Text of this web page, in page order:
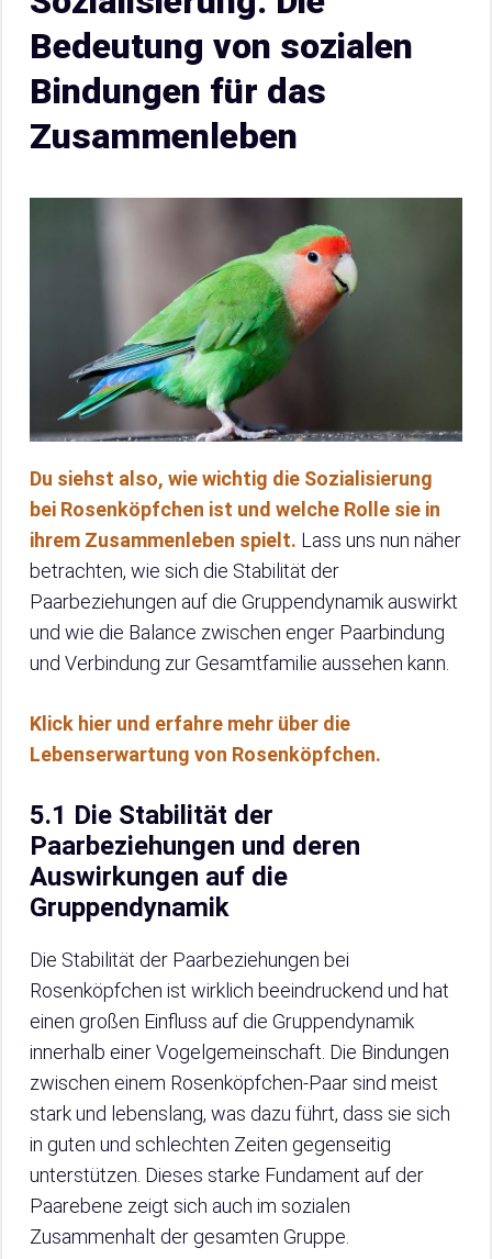
Bedeutung von sozialen
Bindungen für das
Zusammenleben
Du siehst also, wie wichtig die Sozialisierung
bei Rosenköpfchen ist und welche Rolle sie in
ihrem Zusammenleben spielt. Lass uns nun näher
betrachten, wie sich die Stabilität der
Paarbeziehungen auf die Gruppendynamik auswirkt
und wie die Balance zwischen enger Paarbindung
und Verbindung zur Gesamtfamilie aussehen kann.
Klick hier und erfahre mehr über die
Lebenserwartung von Rosenköpfchen.
5.1 Die Stabilität der
Paarbeziehungen und deren
Auswirkungen auf die
Gruppendynamik
Die Stabilität der Paarbeziehungen bei
Rosenköpfchen ist wirklich beeindruckend und hat
einen großen Einfluss auf die Gruppendynamik
innerhalb einer Vogelgemeinschaft. Die Bindungen
zwischen einem Rosenköpfchen-Paar sind meist
stark und lebenslang, was dazu führt, dass sie sich
in guten und schlechten Zeiten gegenseitig
unterstützen. Dieses starke Fundament auf der
Paarebene zeigt sich auch im sozialen
Zusammenhalt der gesamten Gruppe.